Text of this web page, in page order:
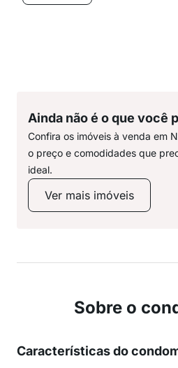
Ainda não é o que você
Confira os imóveis à venda em
o preço e comodidades que
ideal.
Ver mais imóveis
Sobre o
Características do